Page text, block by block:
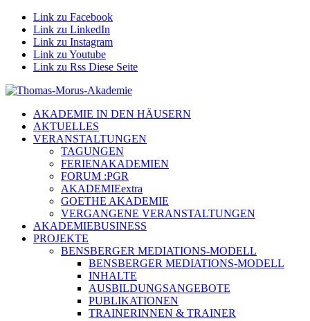
Link zu Facebook
Link zu LinkedIn
Link zu Instagram
Link zu Youtube
Link zu Rss Diese Seite
AKADEMIE IN DEN HÄUSERN
AKTUELLES
VERANSTALTUNGEN
TAGUNGEN
FERIENAKADEMIEN
FORUM :PGR
AKADEMIEextra
GOETHE AKADEMIE
VERGANGENE VERANSTALTUNGEN
AKADEMIEBUSINESS
PROJEKTE
BENSBERGER MEDIATIONS-MODELL
BENSBERGER MEDIATIONS-MODELL
INHALTE
AUSBILDUNGSANGEBOTE
PUBLIKATIONEN
TRAINERINNEN & TRAINER